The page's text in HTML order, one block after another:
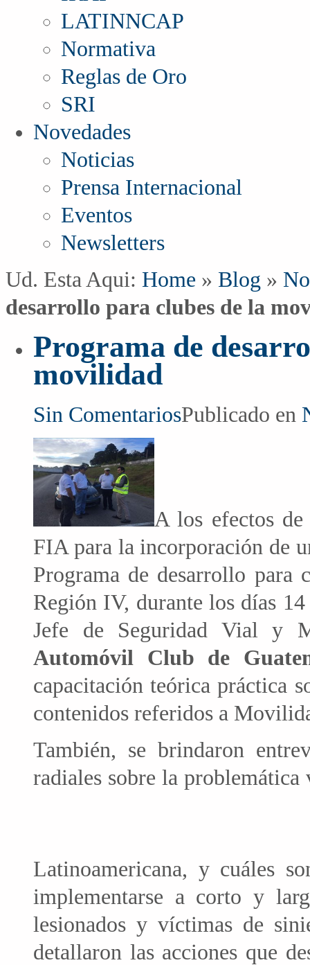
LATINNCAP
Normativa
Reglas de Oro
SRI
Novedades
Noticias
Prensa Internacional
Eventos
Newsletters
Ud. Esta Aqui: Home » Blog »
desarrollo para clubes de la
Programa de
movilidad
Sin ComentariosPublicado en
A los efectos
FIA para la incorporación de
Programa de desarrollo
Región IV, durante los días
Jefe de Seguridad Vial y
Automóvil Club de
capacitación teórica práctica
contenidos referidos a
También, se brindaron
radiales sobre la
Latinoamericana, y cuáles
implementarse a corto y
lesionados y víctimas de
detallaron las acciones que